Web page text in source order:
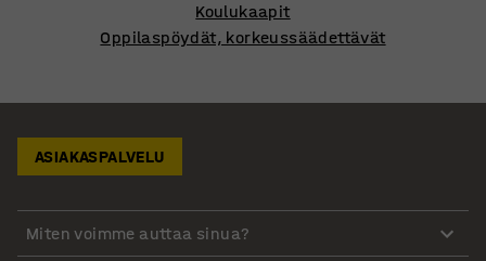
Koulukaapit
Oppilaspöydät, korkeussäädettävät
ASIAKASPALVELU
Miten voimme auttaa sinua?